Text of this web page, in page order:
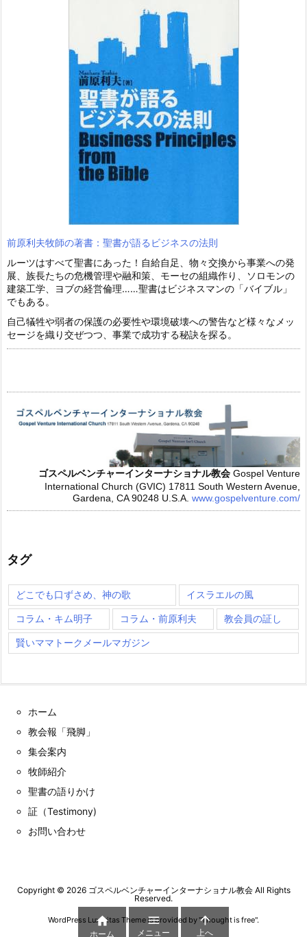
前原利夫牧師の著書：聖書が語るビジネスの法則
ルーツはすべて聖書にあった！自給自足、物々交換から事業への発
展、族長たちの危機管理や融和策、モーセの組織作り、ソロモンの
建築工学、ヨブの経営倫理……聖書はビジネスマンの「バイブル」
でもある。
自己犠牲や弱者の保護の必要性や環境破壊への警告など様々なメッ
セージを織り交ぜつつ、事業で成功する秘訣を探る。
ゴスペルベンチャーインターナショナル教会 Gospel Venture
International Church (GVIC) 17811 South Western Avenue,
Gardena, CA 90248 U.S.A. www.gospelventure.com/
タグ
どこでも口ずさめ、神の歌 イスラエルの風
コラム・キム明子 コラム・前原利夫 教会員の証し
賢いママトークメールマガジン
ホーム
教会報「飛脚」
集会案内
牧師紹介
聖書の語りかけ
証（Testimony)
お問い合わせ
Copyright © 2026 ゴスペルベンチャーインターナショナル教会All Rights
Reserved.
WordPress Luxeritas Theme is provided by "Thought is free".

ホーム

メニュー

上へ